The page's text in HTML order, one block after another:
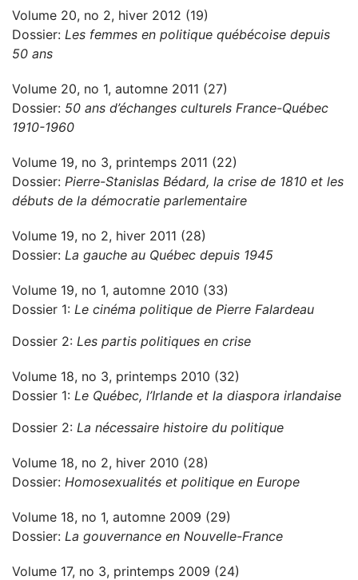
Volume 20, no 2, hiver 2012 (19)
Dossier: Les femmes en politique québécoise depuis
50 ans
Volume 20, no 1, automne 2011 (27)
Dossier: 50 ans d’échanges culturels France-Québec
1910-1960
Volume 19, no 3, printemps 2011 (22)
Dossier: Pierre-Stanislas Bédard, la crise de 1810 et les
débuts de la démocratie parlementaire
Volume 19, no 2, hiver 2011 (28)
Dossier: La gauche au Québec depuis 1945
Volume 19, no 1, automne 2010 (33)
Dossier 1: Le cinéma politique de Pierre Falardeau
Dossier 2: Les partis politiques en crise
Volume 18, no 3, printemps 2010 (32)
Dossier 1: Le Québec, l’Irlande et la diaspora irlandaise
Dossier 2: La nécessaire histoire du politique
Volume 18, no 2, hiver 2010 (28)
Dossier: Homosexualités et politique en Europe
Volume 18, no 1, automne 2009 (29)
Dossier: La gouvernance en Nouvelle-France
Volume 17, no 3, printemps 2009 (24)